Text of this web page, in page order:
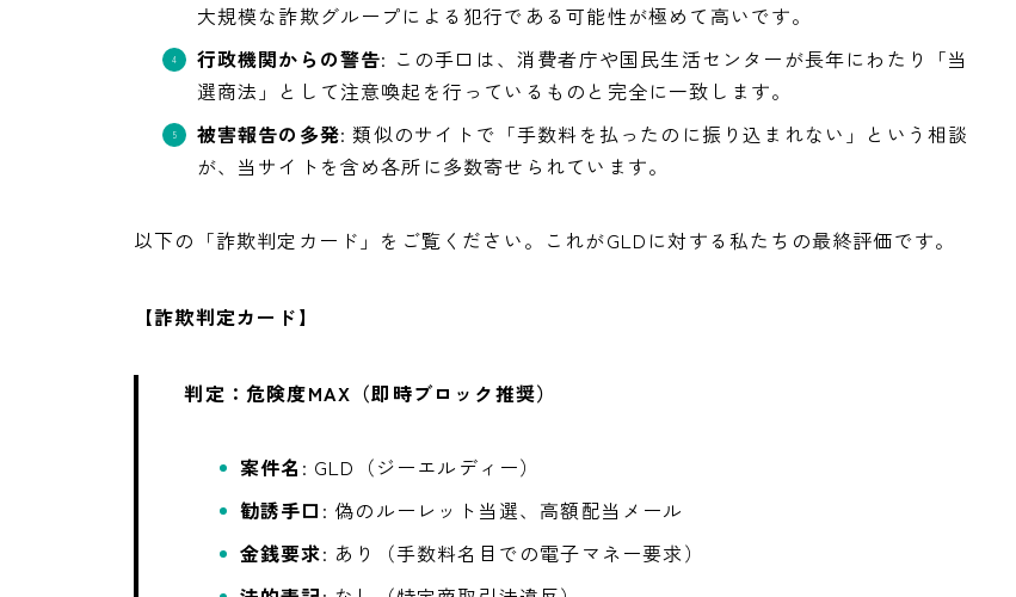
大規模な詐欺グループによる犯行である可能性が極めて高いです。
行政機関からの警告: この手口は、消費者庁や国民生活センターが長年にわたり「当
選商法」として注意喚起を行っているものと完全に一致します。
被害報告の多発: 類似のサイトで「手数料を払ったのに振り込まれない」という相談
が、当サイトを含め各所に多数寄せられています。
以下の「詐欺判定カード」をご覧ください。これがGLDに対する私たちの最終評価です。
【詐欺判定カード】
判定：危険度MAX（即時ブロック推奨）
案件名 : GLD（ジーエルディー）
勧誘手口 : 偽のルーレット当選、高額配当メール
金銭要求: あり（手数料名目での電子マネー要求）